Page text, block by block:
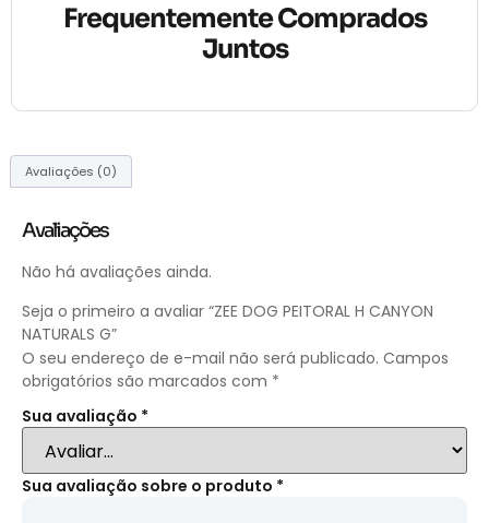
Frequentemente Comprados
Juntos
Avaliações (0)
Avaliações
Não há avaliações ainda.
Seja o primeiro a avaliar “ZEE DOG PEITORAL H CANYON
NATURALS G”
O seu endereço de e-mail não será publicado. Campos
obrigatórios são marcados com *
Sua avaliação *
Sua avaliação sobre o produto *